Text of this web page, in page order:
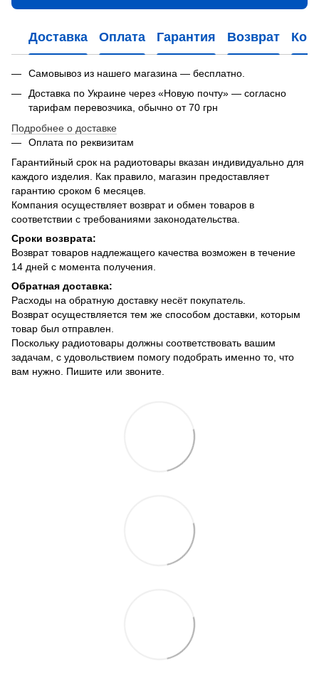
Доставка Оплата Гарантия Возврат
Самовывоз из нашего магазина — бесплатно.
Доставка по Украине через «Новую почту» — согласно
тарифам перевозчика, обычно от 70 грн
Подробнее о доставке
Оплата по реквизитам
Гарантийный срок на радиотовары вказан индивидуально для
каждого изделия. Как правило, магазин предоставляет
гарантию сроком 6 месяцев.
Компания осуществляет возврат и обмен товаров в
соответствии с требованиями законодательства.
Сроки возврата:
Возврат товаров надлежащего качества возможен в течение
14 дней с момента получения.
Обратная доставка:
Расходы на обратную доставку несёт покупатель.
Возврат осуществляется тем же способом доставки, которым
товар был отправлен.
Поскольку радиотовары должны соответствовать вашим
задачам, с удовольствием помогу подобрать именно то, что
вам нужно. Пишите или звоните.